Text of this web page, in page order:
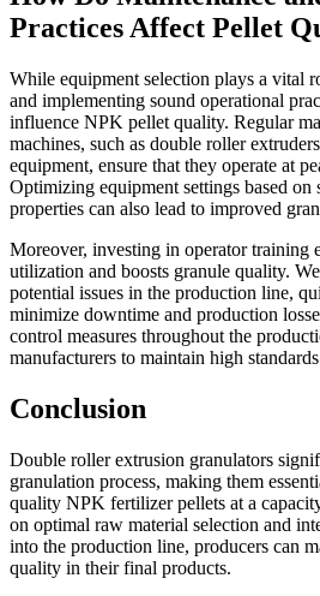
Practices Affect Pellet
While equipment selection plays a vital
and implementing sound operational
influence NPK pellet quality. Regular
machines, such as double roller
equipment, ensure that they operate at
Optimizing equipment settings based on
properties can also lead to improved
Moreover, investing in operator training
utilization and boosts granule quality.
potential issues in the production line,
minimize downtime and production
control measures throughout the
manufacturers to maintain high
Conclusion
Double roller extrusion granulators
granulation process, making them
quality NPK fertilizer pellets at a
on optimal raw material selection and
into the production line, producers can
quality in their final products.